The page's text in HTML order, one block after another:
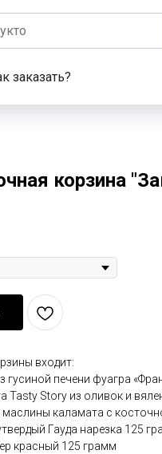
заказать?
корзина
входит:
гусиной печени фуагра
Tasty Story из оливок и
маслины каламата с
Гауда нарезка 125
красный 125 грамм